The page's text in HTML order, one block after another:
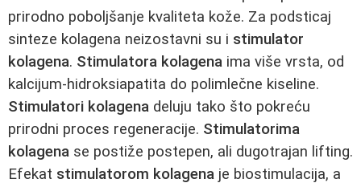
prirodno poboljšanje kvaliteta kože. Za podsticaj
sinteze kolagena neizostavni su i stimulator
kolagena. Stimulatora kolagena ima više vrsta, od
kalcijum-hidroksiapatita do polimlečne kiseline.
Stimulatori kolagena deluju tako što pokreću
prirodni proces regeneracije. Stimulatorima
kolagena se postiže postepen, ali dugotrajan lifting.
Efekat stimulatorom kolagena je biostimulacija, a